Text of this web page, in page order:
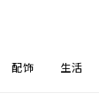
配饰 生活